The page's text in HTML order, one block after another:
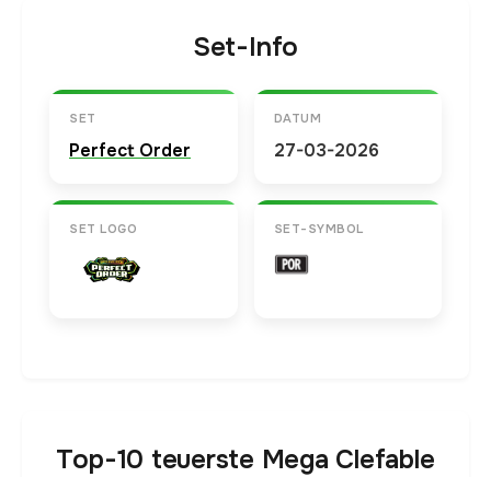
Set-Info
SET
Perfect Order
DATUM
27-03-2026
SET LOGO SET-SYMBOL
Top-10 teuerste Mega Clefable